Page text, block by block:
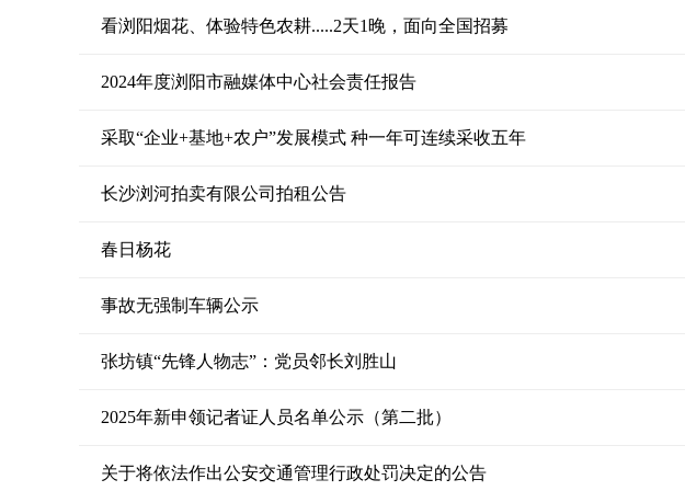
看浏阳烟花、体验特色农耕.....2天1晚，面向全国招募
2024年度浏阳市融媒体中心社会责任报告
采取“企业+基地+农户”发展模式 种一年可连续采收五年
长沙浏河拍卖有限公司拍租公告
春日杨花
事故无强制车辆公示
张坊镇“先锋人物志”：党员邻长刘胜山
2025年新申领记者证人员名单公示（第二批）
关于将依法作出公安交通管理行政处罚决定的公告